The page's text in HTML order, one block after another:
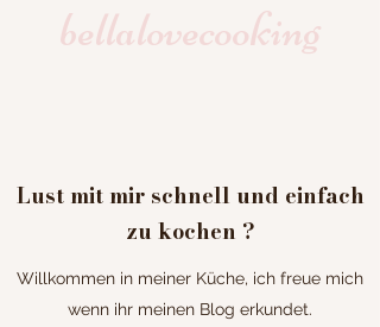
bellalovecooking
Lust mit mir schnell und einfach
zu kochen ?
Willkommen in meiner Küche, ich freue mich
wenn ihr meinen Blog erkundet.